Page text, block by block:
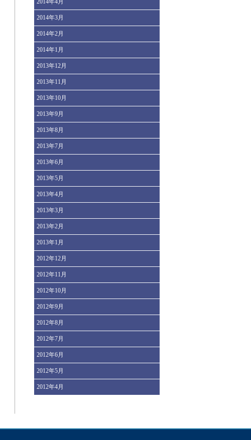
2014年4月
2014年3月
2014年2月
2014年1月
2013年12月
2013年11月
2013年10月
2013年9月
2013年8月
2013年7月
2013年6月
2013年5月
2013年4月
2013年3月
2013年2月
2013年1月
2012年12月
2012年11月
2012年10月
2012年9月
2012年8月
2012年7月
2012年6月
2012年5月
2012年4月